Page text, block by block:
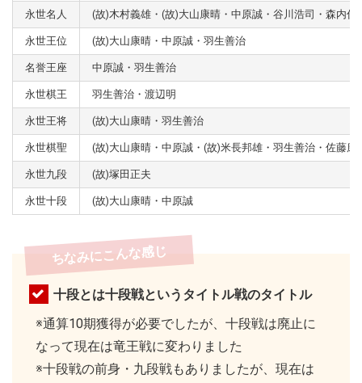
永世名人 (故)木村義雄・(故)大山康晴・中原誠・谷川浩司・森内俊
永世王位 (故)大山康晴・中原誠・羽生善治
名誉王座 中原誠・羽生善治
永世棋王 羽生善治・渡辺明
永世王将 (故)大山康晴・羽生善治
永世棋聖 (故)大山康晴・中原誠・(故)米長邦雄・羽生善治・佐藤康
永世九段 (故)塚田正夫
永世十段 (故)大山康晴・中原誠
ちなみにこんな感じ
十段とは十段戦というタイトル戦のタイトル
※通算10期獲得が必要でしたが、十段戦は廃止に
なって現在は竜王戦に変わりました
※十段戦の前身・九段戦もありましたが、現在は